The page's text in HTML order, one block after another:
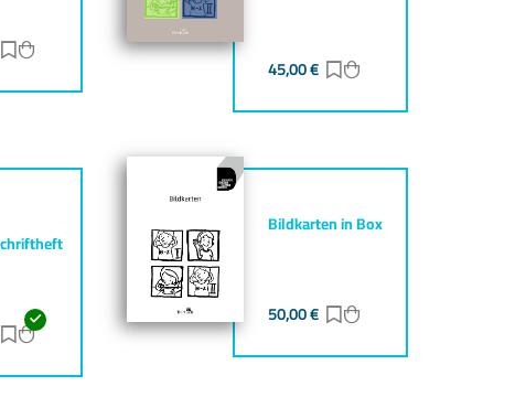
Zur Merkliste hinzufügen
Zum Warenkorb hinzufügen
45,00€ Zur Merkliste
Zur Merkliste hinzufügen
Zum Warenkorb hinzufügen
Bildkarten in Box
50,00€ Zur Merkliste